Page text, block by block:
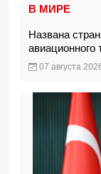
В МИРЕ
Названа
авиационного
07 августа